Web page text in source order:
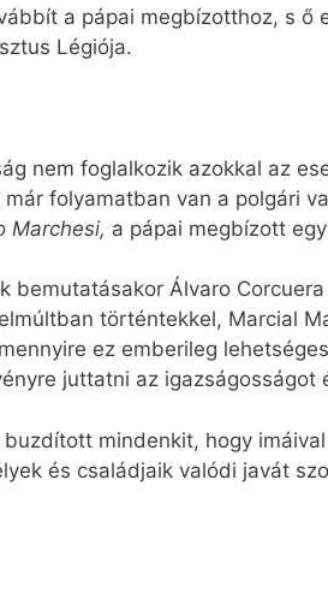
a pápai megbízotthoz, s ő
Légiója.
nem foglalkozik azokkal az
folyamatban van a polgári
Marchesi, a pápai megbízott
bemutatásakor Álvaro
történtekkel, Marcial
ez emberileg
juttatni az igazságosságot
mindenkit, hogy
és családjaik valódi javát